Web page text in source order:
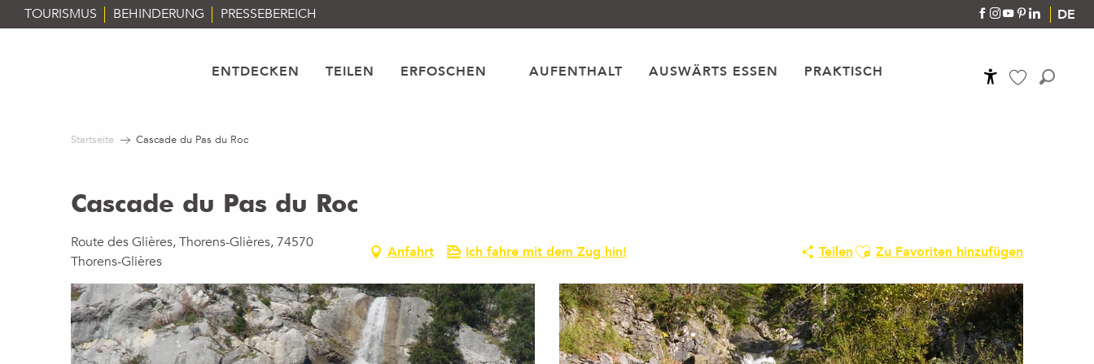
Aller
au
DE
TOURISMUS BEHINDERUNG PRESSEBEREICH
ENTDECKEN TEILEN ERFOSCHEN AUFENTHALT AUSWÄRTS ESSEN PRAKTISCH
Startseite Cascade du Pas du Roc
Cascade du Pas du Roc
Route des Glières, Thorens-Glières, 74570
Thorens-Glières
Anfahrt Ich fahre mit dem Zug hin! TeilenAjouter aux favoris
Zu Favoriten hinzufügen